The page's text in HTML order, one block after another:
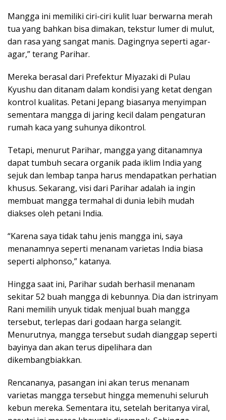
Mangga ini memiliki ciri-ciri kulit luar berwarna merah
tua yang bahkan bisa dimakan, tekstur lumer di mulut,
dan rasa yang sangat manis. Dagingnya seperti agar-
agar,” terang Parihar.
Mereka berasal dari Prefektur Miyazaki di Pulau
Kyushu dan ditanam dalam kondisi yang ketat dengan
kontrol kualitas. Petani Jepang biasanya menyimpan
sementara mangga di jaring kecil dalam pengaturan
rumah kaca yang suhunya dikontrol.
Tetapi, menurut Parihar, mangga yang ditanamnya
dapat tumbuh secara organik pada iklim India yang
sejuk dan lembap tanpa harus mendapatkan perhatian
khusus. Sekarang, visi dari Parihar adalah ia ingin
membuat mangga termahal di dunia lebih mudah
diakses oleh petani India.
“Karena saya tidak tahu jenis mangga ini, saya
menanamnya seperti menanam varietas India biasa
seperti alphonso,” katanya.
Hingga saat ini, Parihar sudah berhasil menanam
sekitar 52 buah mangga di kebunnya. Dia dan istrinyam
Rani memilih unyuk tidak menjual buah mangga
tersebut, terlepas dari godaan harga selangit.
Menurutnya, mangga tersebut sudah dianggap seperti
bayinya dan akan terus dipelihara dan
dikembangbiakkan.
Rencananya, pasangan ini akan terus menanam
varietas mangga tersebut hingga memenuhi seluruh
kebun mereka. Sementara itu, setelah beritanya viral,